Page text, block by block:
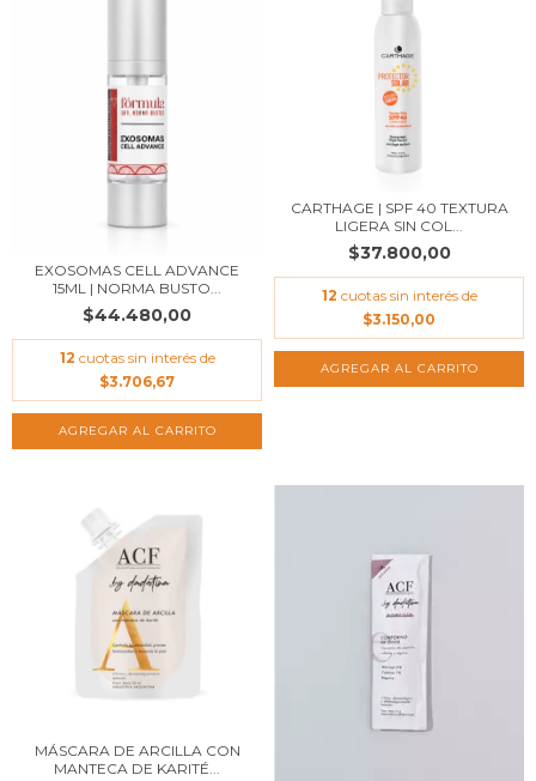
EXOSOMAS CELL ADVANCE
15ML | NORMA BUSTO...
$44.480,00
12 cuotas sin interés de
$3.706,67
CARTHAGE | SPF 40 TEXTURA
LIGERA SIN COL...
$37.800,00
12 cuotas sin interés de
$3.150,00
MÁSCARA DE ARCILLA CON
MANTECA DE KARITÉ...